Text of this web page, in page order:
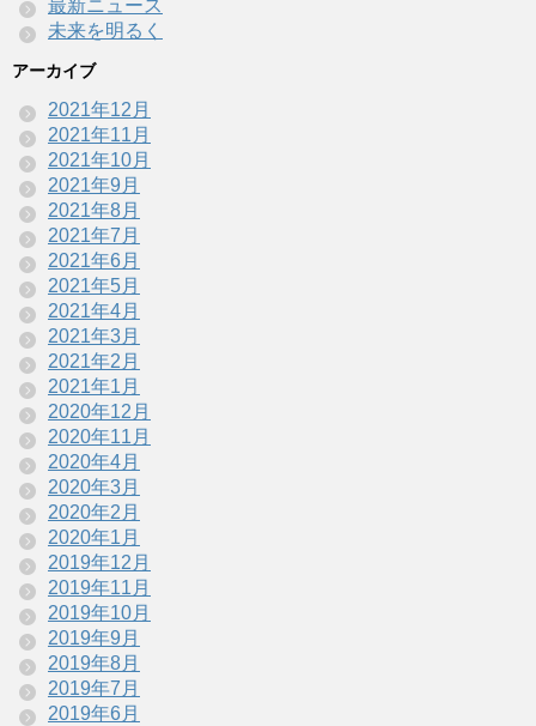
最新ニュース
未来を明るく
アーカイブ
2021年12月
2021年11月
2021年10月
2021年9月
2021年8月
2021年7月
2021年6月
2021年5月
2021年4月
2021年3月
2021年2月
2021年1月
2020年12月
2020年11月
2020年4月
2020年3月
2020年2月
2020年1月
2019年12月
2019年11月
2019年10月
2019年9月
2019年8月
2019年7月
2019年6月